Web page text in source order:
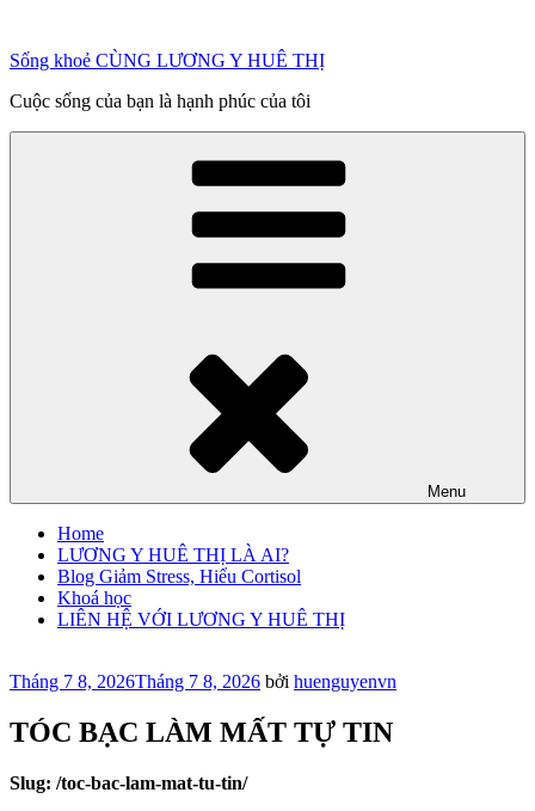
phần
dung
Sống khoẻ CÙNG LƯƠNG Y HUÊ THỊ
Cuộc sống của bạn là hạnh phúc của tôi
Menu
Home
LƯƠNG Y HUÊ THỊ LÀ AI?
Blog Giảm Stress, Hiểu Cortisol
Khoá học
LIÊN HỆ VỚI LƯƠNG Y HUÊ THỊ
Đăng
Tháng 7 8, 2026Tháng 7 8, 2026 bởi huenguyenvn
TÓC BẠC LÀM MẤT TỰ TIN
Slug: /toc-bac-lam-mat-tu-tin/